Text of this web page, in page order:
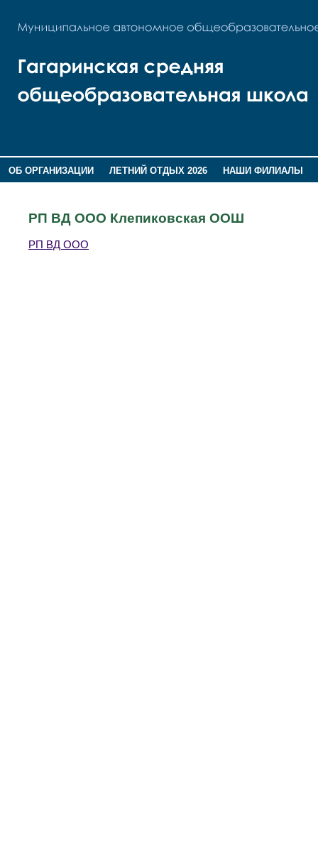
ОБ ОРГАНИЗАЦИИ ЛЕТНИЙ ОТДЫХ 2026
НАШИ ФИЛИАЛЫ
РП ВД ООО Клепиковская ООШ
РП ВД ООО